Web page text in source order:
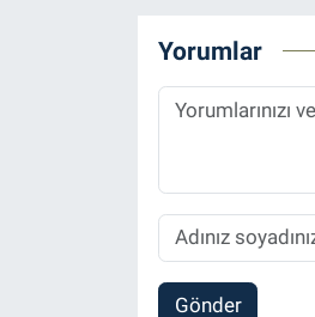
Yorumlar
Gönder